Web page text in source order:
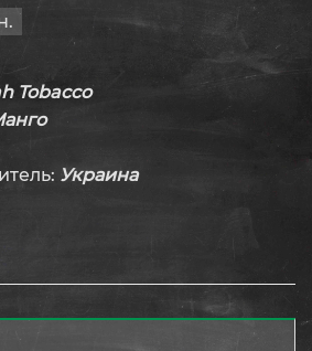
Tobacco
Украина